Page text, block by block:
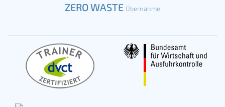
ZERO WASTE Übernahme